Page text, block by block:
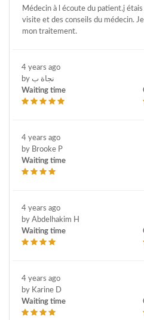
Médecin à l écoute du patient.j
visite et des conseils du médecin.
mon traitement.
4 years ago
by نجاة ب
Waiting time
4 years ago
by Brooke P
Waiting time
4 years ago
by Abdelhakim H
Waiting time
4 years ago
by Karine D
Waiting time